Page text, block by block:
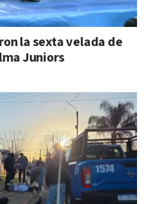
la sexta velada de
Juniors